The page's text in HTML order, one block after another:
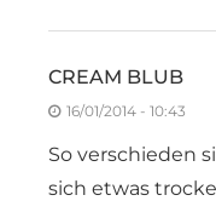
CREAM BLUB
16/01/2014 - 10:43
So verschieden
sich etwas